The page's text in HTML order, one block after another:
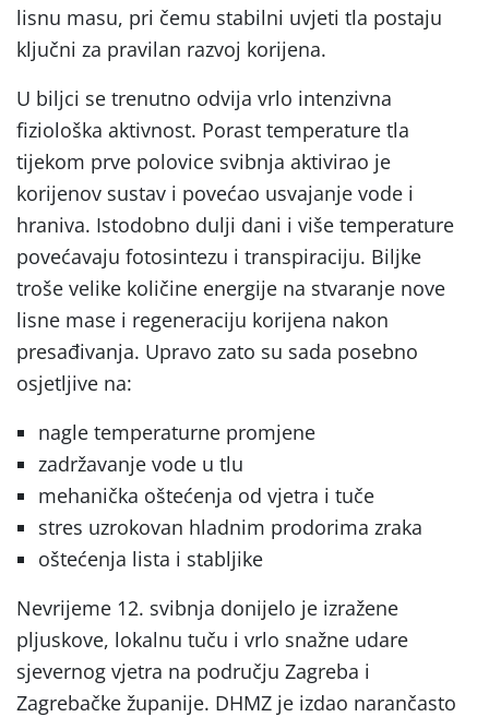
lisnu masu, pri čemu stabilni uvjeti tla postaju
ključni za pravilan razvoj korijena.
U biljci se trenutno odvija vrlo intenzivna
fiziološka aktivnost. Porast temperature tla
tijekom prve polovice svibnja aktivirao je
korijenov sustav i povećao usvajanje vode i
hraniva. Istodobno dulji dani i više temperature
povećavaju fotosintezu i transpiraciju. Biljke
troše velike količine energije na stvaranje nove
lisne mase i regeneraciju korijena nakon
presađivanja. Upravo zato su sada posebno
osjetljive na:
nagle temperaturne promjene
zadržavanje vode u tlu
mehanička oštećenja od vjetra i tuče
stres uzrokovan hladnim prodorima zraka
oštećenja lista i stabljike
Nevrijeme 12. svibnja donijelo je izražene
pljuskove, lokalnu tuču i vrlo snažne udare
sjevernog vjetra na području Zagreba i
Zagrebačke županije. DHMZ je izdao narančasto